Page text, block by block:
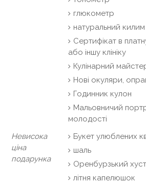
глюкометр
натуральний килим
Сертифікат в
або іншу клініку
Кулінарний
Нові окуляри,
Годинник кулон
Мальовничий
молодості
Невисока
ціна
подарунка
Букет улюблених
шаль
Оренбурзький
літня капелюшок